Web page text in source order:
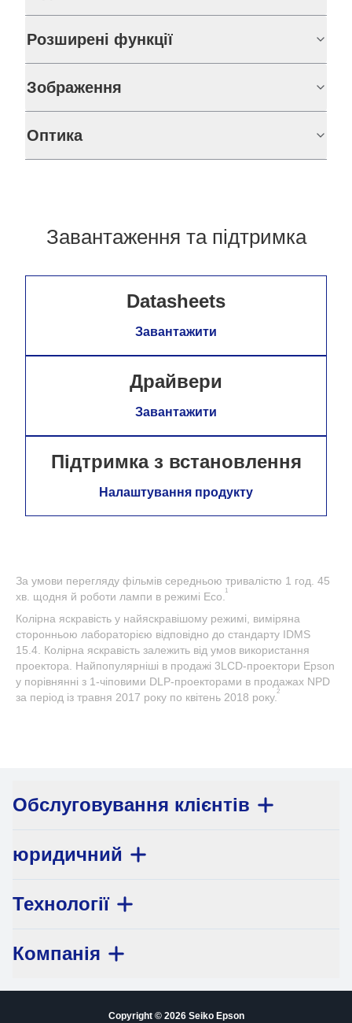
Розширені функції
Зображення
Оптика
Завантаження та підтримка
Datasheets
Завантажити
Драйвери
Завантажити
Підтримка з встановлення
Налаштування продукту
За умови перегляду фільмів середньою тривалістю 1 год. 45
хв. щодня й роботи лампи в режимі Eco. 1
Колірна яскравість у найяскравішому режимі, виміряна
сторонньою лабораторією відповідно до стандарту IDMS
15.4. Колірна яскравість залежить від умов використання
проектора. Найпопулярніші в продажі 3LCD-проектори Epson
у порівнянні з 1-чіповими DLP-проекторами в продажах NPD
за період із травня 2017 року по квітень 2018 року.2
Обслуговування клієнтів
юридичний
Технології
Компанія
Copyright © 2026 Seiko Epson